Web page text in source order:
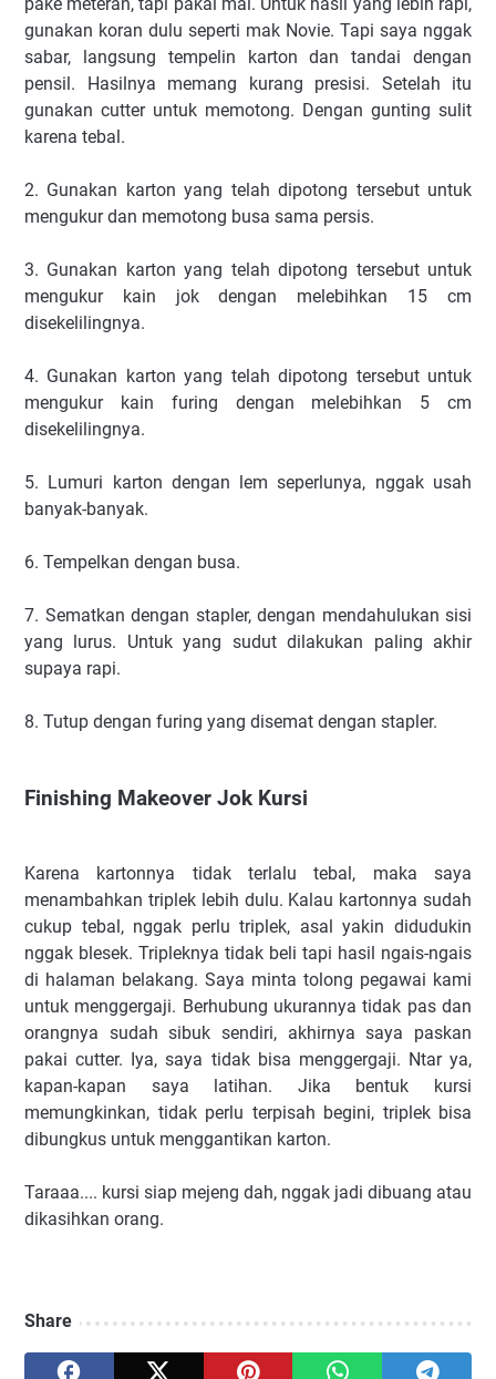
gunakan koran dulu seperti mak Novie. Tapi saya nggak
sabar, langsung tempelin karton dan tandai dengan
pensil. Hasilnya memang kurang presisi. Setelah itu
gunakan cutter untuk memotong. Dengan gunting sulit
karena tebal.
2. Gunakan karton yang telah dipotong tersebut untuk
mengukur dan memotong busa sama persis.
3. Gunakan karton yang telah dipotong tersebut untuk
mengukur kain jok dengan melebihkan 15 cm
disekelilingnya.
4. Gunakan karton yang telah dipotong tersebut untuk
mengukur kain furing dengan melebihkan 5 cm
disekelilingnya.
5. Lumuri karton dengan lem seperlunya, nggak usah
banyak-banyak.
6. Tempelkan dengan busa.
7. Sematkan dengan stapler, dengan mendahulukan sisi
yang lurus. Untuk yang sudut dilakukan paling akhir
supaya rapi.
8. Tutup dengan furing yang disemat dengan stapler.
Finishing Makeover Jok Kursi
Karena kartonnya tidak terlalu tebal, maka saya
menambahkan triplek lebih dulu. Kalau kartonnya sudah
cukup tebal, nggak perlu triplek, asal yakin didudukin
nggak blesek. Tripleknya tidak beli tapi hasil ngais-ngais
di halaman belakang. Saya minta tolong pegawai kami
untuk menggergaji. Berhubung ukurannya tidak pas dan
orangnya sudah sibuk sendiri, akhirnya saya paskan
pakai cutter. Iya, saya tidak bisa menggergaji. Ntar ya,
kapan-kapan saya latihan. Jika bentuk kursi
memungkinkan, tidak perlu terpisah begini, triplek bisa
dibungkus untuk menggantikan karton.
Taraaa.... kursi siap mejeng dah, nggak jadi dibuang atau
dikasihkan orang.
Share